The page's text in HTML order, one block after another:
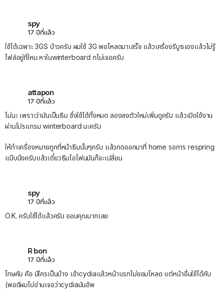
spy
17 ปีที่แล้ว
ใช้ได้เฉพาะ 3GS ป่าวครับ ผมใช้ 3G พอโหลดมาเสร็จ แล้วเครื่องรีบูธเองแล้วไม่รู้
ไฟล์อยู่ที่ใหน หาในwinterboard กไม่เจอครับ
attapon
17 ปีที่แล้ว
ไม่นะ เพราะว่ามันเป็นธีม ซึ่งใช้ได้ทั้งหมด ลองลงตัวใหม่เพิ่มดูครับ แล้วเปิดใช้งาน
ผ่านโปรแกรม winterboard นะครับ
ให้ทำเครื่องหมายถูกที่หน้าธีมนั้นๆครับ แล้วกดออกมาที่ home รอการ respring
แปีบนึงครับแล้วเดี๋ยวธีมไอโฟนมันก็จะเปลี่ยน
spy
17 ปีที่แล้ว
O.K. ครับใช้ได้แล้วครับ ขอบคุณมากเลย
R bon
17 ปีที่แล้ว
โทษคับ คือ มีใครเป็นบ้าง เข้าcydiaแล้วหน้าแรกไม่ยอมโหลด แต่หน้าอื่นใช้ได้คับ
(พอดีผมไปอ่านเจอว่าcydiaมันอัพ